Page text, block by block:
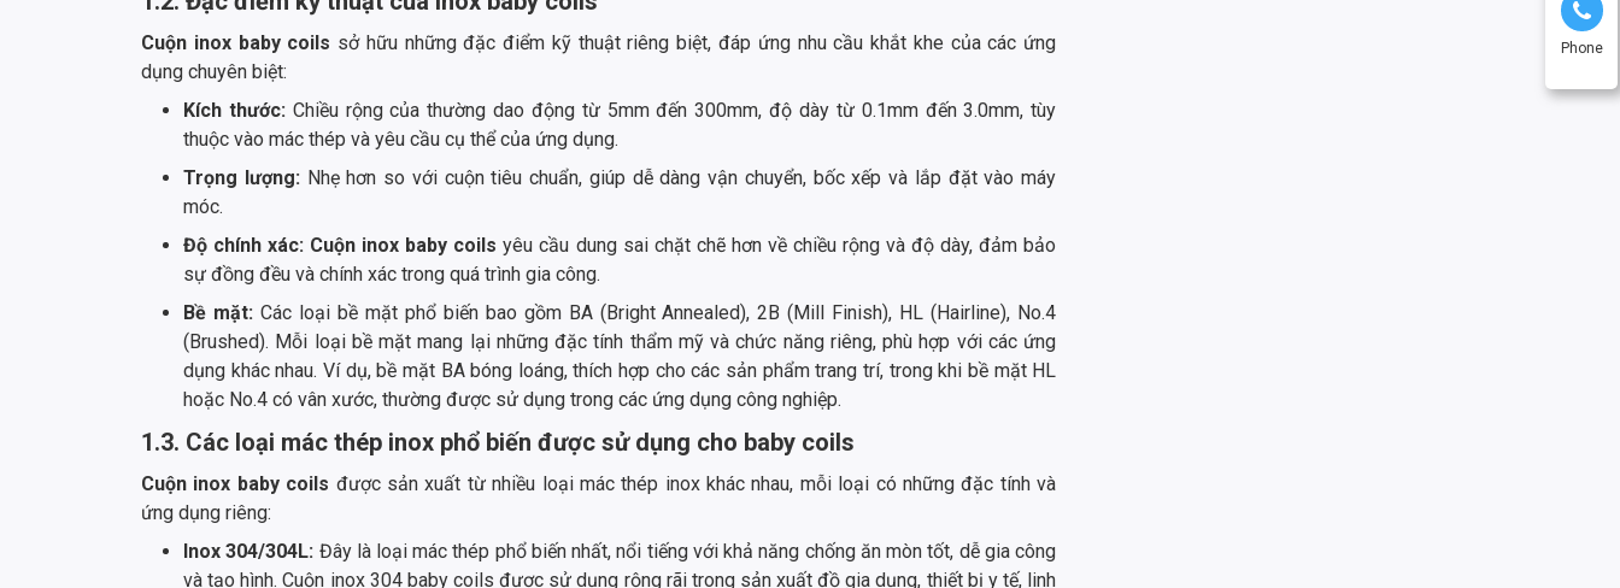
Phone
Cuộn inox baby coils sở hữu những đặc điểm kỹ thuật riêng biệt, đáp ứng nhu cầu khắt khe của các ứng
dụng chuyên biệt:
Kích thước: Chiều rộng của thường dao động từ 5mm đến 300mm, độ dày từ 0.1mm đến 3.0mm, tùy
thuộc vào mác thép và yêu cầu cụ thể của ứng dụng.
Trọng lượng: Nhẹ hơn so với cuộn tiêu chuẩn, giúp dễ dàng vận chuyển, bốc xếp và lắp đặt vào máy
móc.
Độ chính xác: Cuộn inox baby coils yêu cầu dung sai chặt chẽ hơn về chiều rộng và độ dày, đảm bảo
sự đồng đều và chính xác trong quá trình gia công.
Bề mặt: Các loại bề mặt phổ biến bao gồm BA (Bright Annealed), 2B (Mill Finish), HL (Hairline), No.4
(Brushed). Mỗi loại bề mặt mang lại những đặc tính thẩm mỹ và chức năng riêng, phù hợp với các ứng
dụng khác nhau. Ví dụ, bề mặt BA bóng loáng, thích hợp cho các sản phẩm trang trí, trong khi bề mặt HL
hoặc No.4 có vân xước, thường được sử dụng trong các ứng dụng công nghiệp.
1.3. Các loại mác thép inox phổ biến được sử dụng cho baby coils
Cuộn inox baby coils được sản xuất từ nhiều loại mác thép inox khác nhau, mỗi loại có những đặc tính và
ứng dụng riêng:
Inox 304/304L: Đây là loại mác thép phổ biến nhất, nổi tiếng với khả năng chống ăn mòn tốt, dễ gia công
và tạo hình. Cuộn inox 304 baby coils được sử dụng rộng rãi trong sản xuất đồ gia dụng, thiết bị y tế, linh